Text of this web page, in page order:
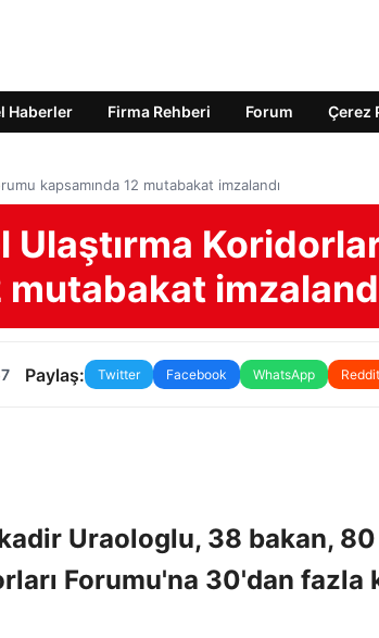
Haberler Firma Rehberi Forum Çerez
kapsamında 12 mutabakat imzalandı
mutabakat
Paylaş: Twitter Facebook WhatsApp Reddit
Uraologlu, 38 bakan,
Forumu'na 30'dan fazla